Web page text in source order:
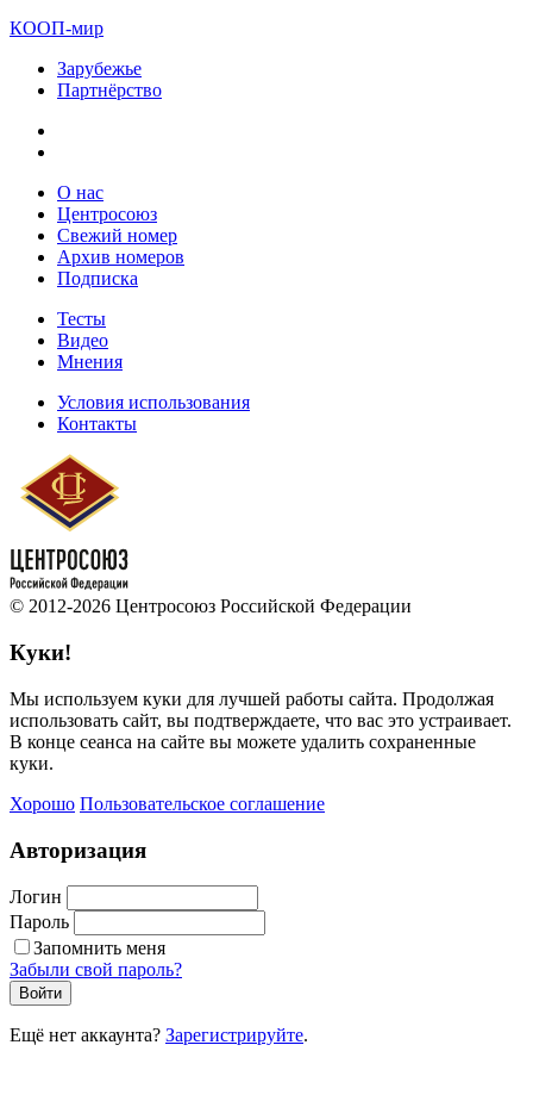
КООП-мир
Зарубежье
Партнёрство
О нас
Центросоюз
Свежий номер
Архив номеров
Подписка
Тесты
Видео
Мнения
Условия использования
Контакты
© 2012-2026 Центросоюз Российской Федерации
Куки!
Мы используем куки для лучшей работы сайта. Продолжая
использовать сайт, вы подтверждаете, что вас это устраивает.
В конце сеанса на сайте вы можете удалить сохраненные
куки.
Хорошо Пользовательское соглашение
Авторизация
Логин
Пароль
Запомнить меня
Забыли свой пароль?
Войти
Ещё нет аккаунта? Зарегистрируйте.